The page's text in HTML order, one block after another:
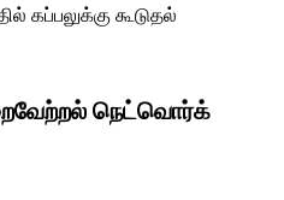
கப்பலுக்கு கூடுதல்
நெட்வொர்க்